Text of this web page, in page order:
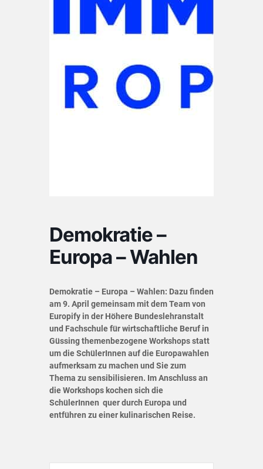
Demokratie –
Europa – Wahlen
Demokratie – Europa – Wahlen: Dazu finden
am 9. April gemeinsam mit dem Team von
Europify in der Höhere Bundeslehranstalt
und Fachschule für wirtschaftliche Beruf in
Güssing themenbezogene Workshops statt
um die SchülerInnen auf die Europawahlen
aufmerksam zu machen und Sie zum
Thema zu sensibilisieren. Im Anschluss an
die Workshops kochen sich die
SchülerInnen quer durch Europa und
entführen zu einer kulinarischen Reise.